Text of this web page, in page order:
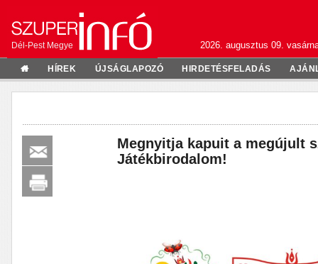
Dél-Pest Megye 2026. augusztus 09.
HÍREK ÚJSÁGLAPOZÓ HIRDETÉSFELADÁS
Megnyitja kapuit a megújult
Játékbirodalom!